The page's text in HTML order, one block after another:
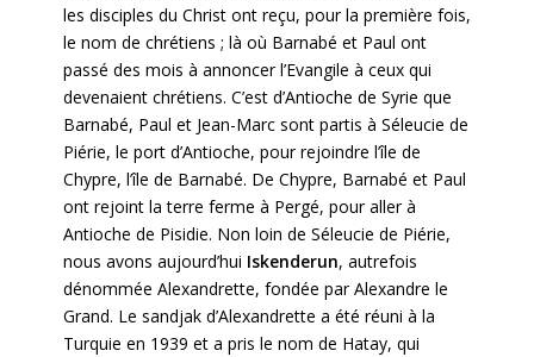
les disciples du Christ ont reçu, pour la première fois,
le nom de chrétiens ; là où Barnabé et Paul ont
passé des mois à annoncer l’Evangile à ceux qui
devenaient chrétiens. C’est d’Antioche de Syrie que
Barnabé, Paul et Jean-Marc sont partis à Séleucie de
Piérie, le port d’Antioche, pour rejoindre l’île de
Chypre, l’île de Barnabé. De Chypre, Barnabé et Paul
ont rejoint la terre ferme à Pergé, pour aller à
Antioche de Pisidie. Non loin de Séleucie de Piérie,
nous avons aujourd’hui Iskenderun, autrefois
dénommée Alexandrette, fondée par Alexandre le
Grand. Le sandjak d’Alexandrette a été réuni à la
Turquie en 1939 et a pris le nom de Hatay, qui